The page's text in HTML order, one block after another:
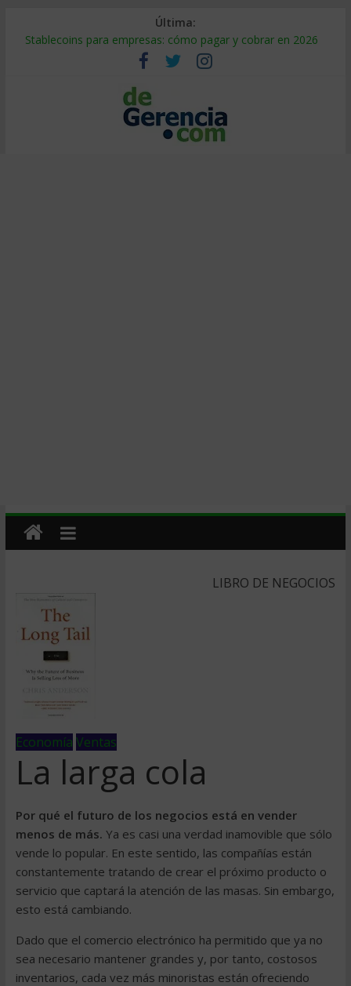
Última:
Stablecoins para empresas: cómo pagar y cobrar en 2026
Despido silencioso: qué es y por qué sale tan caro
IA en selección de personal: cómo auditarla a tiempo
Trabajo forzoso en la cadena de suministro: qué hacer
Mercado hispano de EE. UU.: cómo segmentarlo y venderle
LIBRO DE NEGOCIOS
Economía Ventas
La larga cola
Por qué el futuro de los negocios está en vender
menos de más. Ya es casi una verdad inamovible que sólo
vende lo popular. En este sentido, las compañías están
constantemente tratando de crear el próximo producto o
servicio que captará la atención de las masas. Sin embargo,
esto está cambiando.
Dado que el comercio electrónico ha permitido que ya no
sea necesario mantener grandes y, por tanto, costosos
inventarios, cada vez más minoristas están ofreciendo